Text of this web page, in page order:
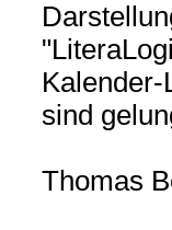
sind
Thomas